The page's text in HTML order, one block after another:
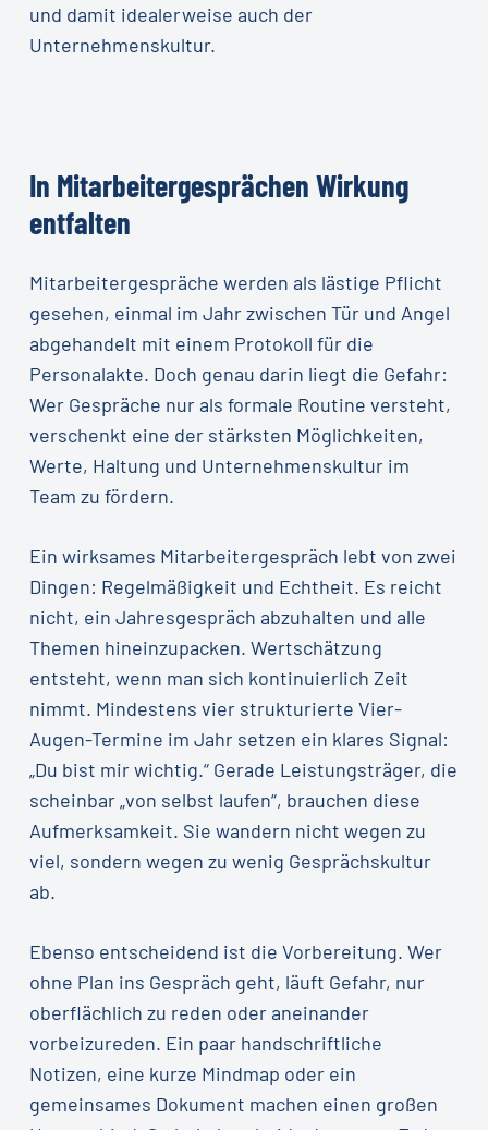
und damit idealerweise auch der
Unternehmenskultur.
In Mitarbeitergesprächen Wirkung
entfalten
Mitarbeitergespräche werden als lästige Pflicht
gesehen, einmal im Jahr zwischen Tür und Angel
abgehandelt mit einem Protokoll für die
Personalakte. Doch genau darin liegt die Gefahr:
Wer Gespräche nur als formale Routine versteht,
verschenkt eine der stärksten Möglichkeiten,
Werte, Haltung und Unternehmenskultur im
Team zu fördern.
Ein wirksames Mitarbeitergespräch lebt von zwei
Dingen: Regelmäßigkeit und Echtheit. Es reicht
nicht, ein Jahresgespräch abzuhalten und alle
Themen hineinzupacken. Wertschätzung
entsteht, wenn man sich kontinuierlich Zeit
nimmt. Mindestens vier strukturierte Vier-
Augen-Termine im Jahr setzen ein klares Signal:
„Du bist mir wichtig.“ Gerade Leistungsträger, die
scheinbar „von selbst laufen“, brauchen diese
Aufmerksamkeit. Sie wandern nicht wegen zu
viel, sondern wegen zu wenig Gesprächskultur
ab.
Ebenso entscheidend ist die Vorbereitung. Wer
ohne Plan ins Gespräch geht, läuft Gefahr, nur
oberflächlich zu reden oder aneinander
vorbeizureden. Ein paar handschriftliche
Notizen, eine kurze Mindmap oder ein
gemeinsames Dokument machen einen großen